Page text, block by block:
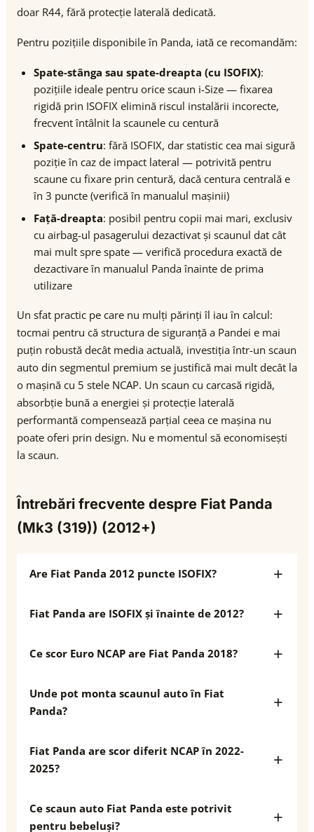
doar R44, fără protecție laterală dedicată.
Pentru pozițiile disponibile în Panda, iată ce recomandăm:
Spate-stânga sau spate-dreapta (cu ISOFIX):
pozițiile ideale pentru orice scaun i-Size — fixarea
rigidă prin ISOFIX elimină riscul instalării incorecte,
frecvent întâlnit la scaunele cu centură
Spate-centru: fără ISOFIX, dar statistic cea mai sigură
poziție în caz de impact lateral — potrivită pentru
scaune cu fixare prin centură, dacă centura centrală e
în 3 puncte (verifică în manualul mașinii)
Față-dreapta: posibil pentru copii mai mari, exclusiv
cu airbag-ul pasagerului dezactivat și scaunul dat cât
mai mult spre spate — verifică procedura exactă de
dezactivare în manualul Panda înainte de prima
utilizare
Un sfat practic pe care nu mulți părinți îl iau în calcul:
tocmai pentru că structura de siguranță a Pandei e mai
puțin robustă decât media actuală, investiția într-un scaun
auto din segmentul premium se justifică mai mult decât la
o mașină cu 5 stele NCAP. Un scaun cu carcasă rigidă,
absorbție bună a energiei și protecție laterală
performantă compensează parțial ceea ce mașina nu
poate oferi prin design. Nu e momentul să economisești
la scaun.
Întrebări frecvente despre Fiat Panda
(Mk3 (319)) (2012+)
Are Fiat Panda 2012 puncte ISOFIX?
Fiat Panda are ISOFIX și înainte de 2012?
Ce scor Euro NCAP are Fiat Panda 2018?
Unde pot monta scaunul auto în Fiat
Panda?
Fiat Panda are scor diferit NCAP în 2022-
2025?
Ce scaun auto Fiat Panda este potrivit
pentru bebeluși?